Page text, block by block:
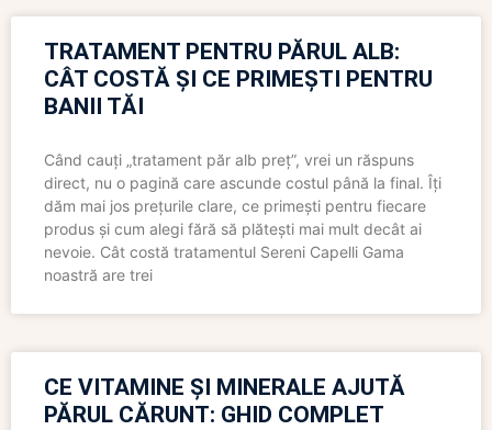
TRATAMENT PENTRU PĂRUL ALB:
CÂT COSTĂ ȘI CE PRIMEȘTI PENTRU
BANII TĂI
Când cauți „tratament păr alb preț”, vrei un răspuns
direct, nu o pagină care ascunde costul până la final. Îți
dăm mai jos prețurile clare, ce primești pentru fiecare
produs și cum alegi fără să plătești mai mult decât ai
nevoie. Cât costă tratamentul Sereni Capelli Gama
noastră are trei
CE VITAMINE ȘI MINERALE AJUTĂ
PĂRUL CĂRUNT: GHID COMPLET